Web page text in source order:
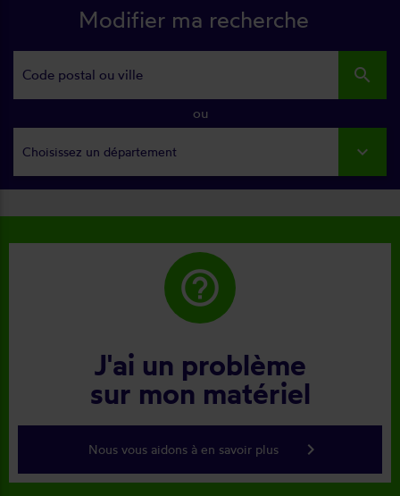
Modifier ma recherche
search
ou
Choisissez un département
help_outline
J'ai un problème
sur mon matériel
Nous vous aidons à en savoir plus keyboard_arrow_right